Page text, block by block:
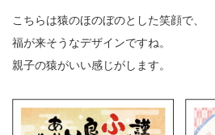
こちらは猿のほのぼのとした笑顔で、
福が来そうなデザインですね。
親子の猿がいい感じがします。